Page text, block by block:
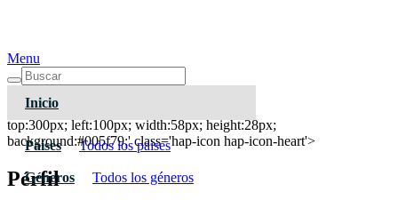
Menu
Inicio
Paises Todos los paises
Géneros Todos los géneros
Abcradio 101.7 FM
top:300px; left:100px; width:58px; height:28px;
background:#005f79;' class='hap-icon hap-icon-heart'>
Pérfil